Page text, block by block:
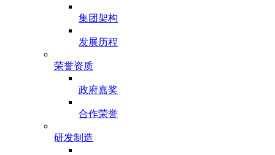
集团架构
发展历程
荣誉资质
政府嘉奖
合作荣誉
研发制造